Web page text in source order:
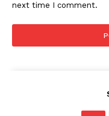
next time I comment.